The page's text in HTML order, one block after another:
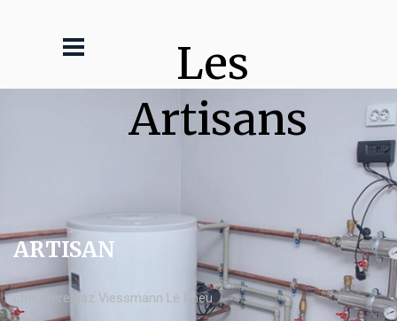
Les
Artisans
ARTISAN
chaudière gaz Viessmann Le Rheu